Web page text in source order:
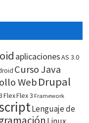
aplicacionesAS 3.0
Curso Java
WebDrupal
FlexFlex 3 Framework
Lenguaje de